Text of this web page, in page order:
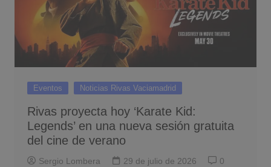
Eventos Noticias Rivas Vaciamadrid
Rivas proyecta hoy ‘Karate Kid:
Legends’ en una nueva sesión gratuita
del cine de verano
Sergio Lombera 29 de julio de 2026 0